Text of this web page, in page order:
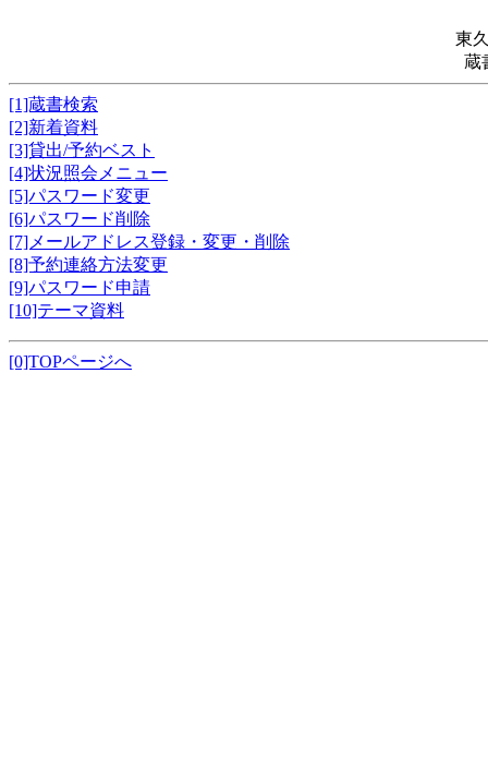
東
蔵
[1]蔵書検索
[2]新着資料
[3]貸出/予約ベスト
[4]状況照会メニュー
[5]パスワード変更
[6]パスワード削除
[7]メールアドレス登録・変更・削除
[8]予約連絡方法変更
[9]パスワード申請
[10]テーマ資料
[0]TOPページへ